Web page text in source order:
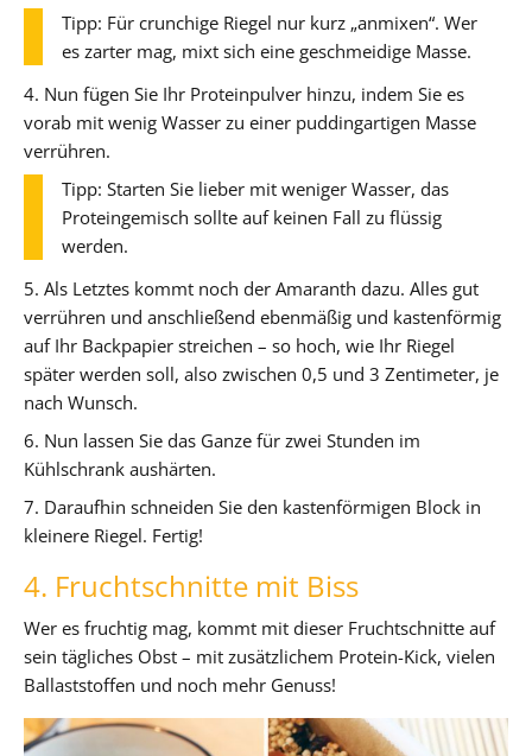
Tipp: Für crunchige Riegel nur kurz „anmixen“. Wer
es zarter mag, mixt sich eine geschmeidige Masse.
4. Nun fügen Sie Ihr Proteinpulver hinzu, indem Sie es
vorab mit wenig Wasser zu einer puddingartigen Masse
verrühren.
Tipp: Starten Sie lieber mit weniger Wasser, das
Proteingemisch sollte auf keinen Fall zu flüssig
werden.
5. Als Letztes kommt noch der Amaranth dazu. Alles gut
verrühren und anschließend ebenmäßig und kastenförmig
auf Ihr Backpapier streichen – so hoch, wie Ihr Riegel
später werden soll, also zwischen 0,5 und 3 Zentimeter, je
nach Wunsch.
6. Nun lassen Sie das Ganze für zwei Stunden im
Kühlschrank aushärten.
7. Daraufhin schneiden Sie den kastenförmigen Block in
kleinere Riegel. Fertig!
4. Fruchtschnitte mit Biss
Wer es fruchtig mag, kommt mit dieser Fruchtschnitte auf
sein tägliches Obst – mit zusätzlichem Protein-Kick, vielen
Ballaststoffen und noch mehr Genuss!